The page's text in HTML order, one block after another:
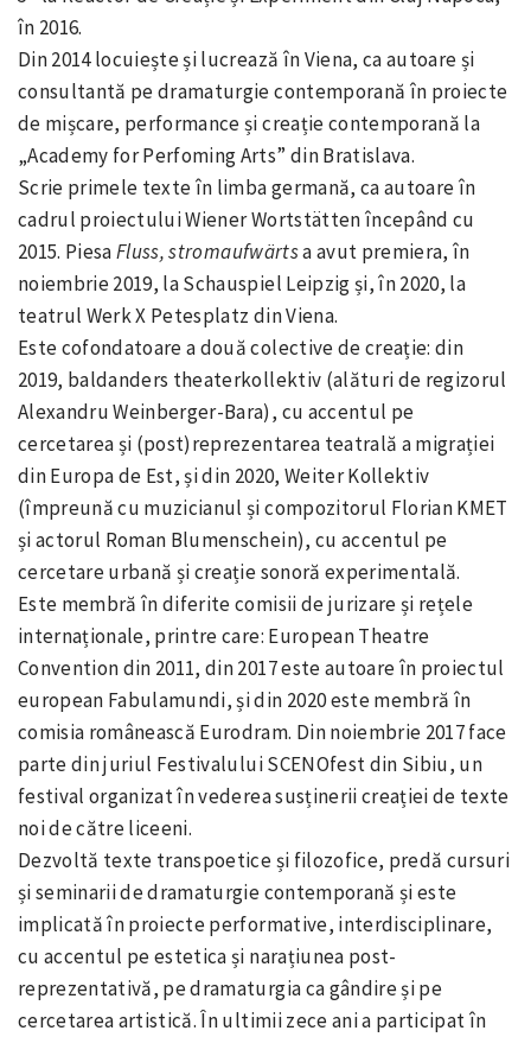
în 2016.
Din 2014 locuiește și lucrează în Viena, ca autoare și
consultantă pe dramaturgie contemporană în proiecte
de mișcare, performance și creație contemporană la
„Academy for Perfoming Arts” din Bratislava.
Scrie primele texte în limba germană, ca autoare în
cadrul proiectului Wiener Wortstätten începând cu
2015. PiesaFluss, stromaufwärtsa avut premiera, în
noiembrie 2019, la Schauspiel Leipzig și, în 2020, la
teatrul Werk X Petesplatz din Viena.
Este cofondatoare a două colective de creație: din
2019, baldanders theaterkollektiv (alături de regizorul
Alexandru Weinberger-Bara), cu accentul pe
cercetarea și (post)reprezentarea teatrală a migrației
din Europa de Est, și din 2020, Weiter Kollektiv
(împreună cu muzicianul și compozitorul Florian KMET
și actorul Roman Blumenschein), cu accentul pe
cercetare urbană și creație sonoră experimentală.
Este membră în diferite comisii de jurizare și rețele
internaționale, printre care: European Theatre
Convention din 2011, din 2017 este autoare în proiectul
european Fabulamundi, și din 2020 este membră în
comisia românească Eurodram. Din noiembrie 2017 face
parte din juriul Festivalului SCENOfest din Sibiu, un
festival organizat în vederea susținerii creației de texte
noi de către liceeni.
Dezvoltă texte transpoetice și filozofice, predă cursuri
și seminarii de dramaturgie contemporană și este
implicată în proiecte performative, interdisciplinare,
cu accentul pe estetica și narațiunea post-
reprezentativă, pe dramaturgia ca gândire și pe
cercetarea artistică. În ultimii zece ani a participat în